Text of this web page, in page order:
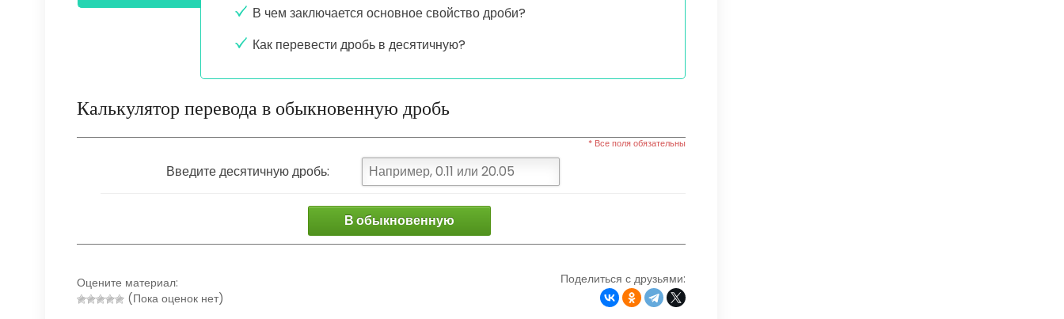
В чем заключается основное свойство дроби?
Как перевести дробь в десятичную?
Калькулятор перевода в обыкновенную дробь
* Все поля обязательны
Введите десятичную дробь:
В обыкновенную
Оцените материал:
(Пока оценок нет)
Поделиться с друзьями: